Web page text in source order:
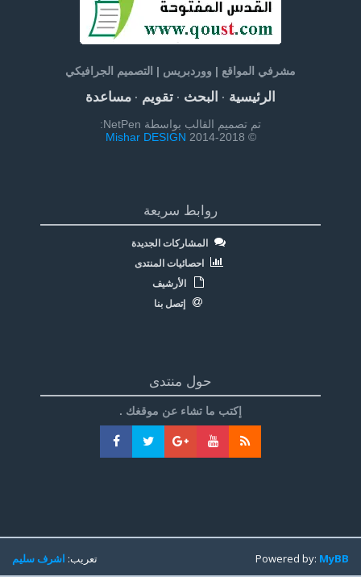
مشرفي المواقع | ووردبريس | التصميم الجرافيكي
الرئيسية· البحث· تقويم· مساعدة
تم تصميم القالب بواسطة NetPen:
© 2014-2018
Mishar DESIGN
روابط سريعة
المشاركات الجديدة
احصائيات المنتدى
الأرشيف
إتصل بنا
حول منتدى
إكتب ما تشاء عن موقغك .
تعريب:اشرف سليم Powered by:MyBB